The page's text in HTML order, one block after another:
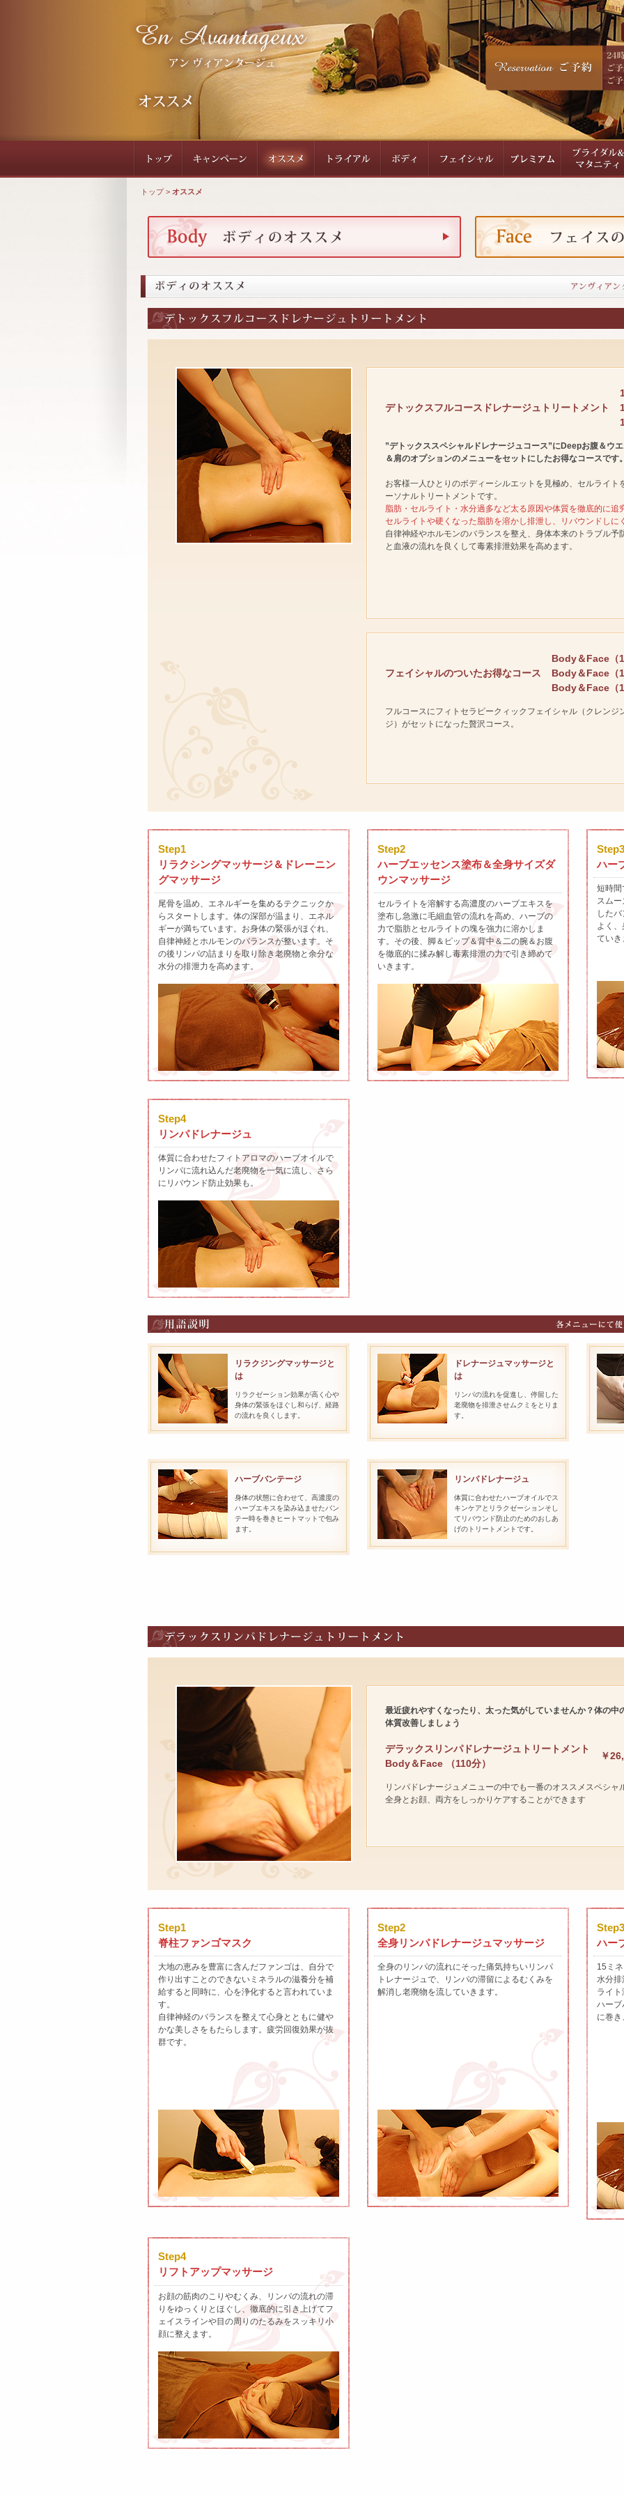
自由が丘 エステサロン 隠
トップ> オススメ
デトックスフルコースドレナージュトリートメント
”デトックススペシャルドレナージュコース”にDeepお腹＆ウ
＆肩のオプションのメニューをセットにしたお得なコースです
お客様一人ひとりのボディーシルエットを見極め、セルライト
ーソナルトリートメントです。
脂肪・セルライト・水分過多など太る原因や体質を徹底的に追
セルライトや硬くなった脂肪を溶かし排泄し、リバウンドしに
自律神経やホルモンのバランスを整え、身体本来のトラブル予
と血液の流れを良くして毒素排泄効果を高めます。
フェイシャルのついたお得なコース
Body＆Face（
Body＆Face（
Body＆Face（
フルコースにフィトセラピークィックフェイシャル（クレンジ
ジ）がセットになった贅沢コース。
Step1
リラクシングマッサージ＆ドレーニン
グマッサージ
尾骨を温め、エネルギーを集めるテクニックか
らスタートします。体の深部が温まり、エネル
ギーが満ちています。お身体の緊張がほぐれ、
自律神経とホルモンのバランスが整います。そ
の後リンパの詰まりを取り除き老廃物と余分な
水分の排泄力を高めます。
Step2
ハーブエッセンス塗布＆全身サイズダ
ウンマッサージ
セルライトを溶解する高濃度のハーブエキスを
塗布し急激に毛細血管の流れを高め、ハーブの
力で脂肪とセルライトの塊を強力に溶かしま
す。その後、脚＆ピップ＆背中＆二の腕＆お腹
を徹底的に揉み解し毒素排泄の力で引き締めて
いきます。
Step3
ハー
短時間
スム
した
よく
ていき
Step4
リンパドレナージュ
体質に合わせたフィトアロマのハーブオイルで
リンパに流れ込んだ老廃物を一気に流し、さら
にリバウンド防止効果も。
リラクジングマッサージと
は
リラクゼーション効果が高く心や
身体の緊張をほぐし和らげ、経路
の流れを良くします。
ドレナージュマッサージと
は
リンパの流れを促進し、停留した
老廃物を排泄させムクミをとりま
す。
ハーブバンテージ
身体の状態に合わせて、高濃度の
ハーブエキスを染み込ませたバン
テー時を巻きヒートマットで包み
ます。
リンパドレナージュ
体質に合わせたハーブオイルでス
キンケアとリラクゼーションそし
てリバウンド防止のためのおしあ
げのトリートメントです。
最近疲れやすくなったり、太った気がしていませんか？体の中
体質改善しましょう
デラックスリンパドレナージュトリートメント
Body＆Face （110分）
￥
リンパドレナージュメニューの中でも一番のオススメスペシャ
全身とお顔、両方をしっかりケアすることができます
Step1
脊柱ファンゴマスク
大地の恵みを豊富に含んだファンゴは、自分で
作り出すことのできないミネラルの滋養分を補
給すると同時に、心を浄化すると言われていま
す。
自律神経のバランスを整えて心身とともに健や
かな美しさをもたらします。疲労回復効果が抜
群です。
Step2
全身リンパドレナージュマッサージ
全身のリンパの流れにそった痛気持ちいリンパ
トレナージュで、リンパの滞留によるむくみを
解消し老廃物を流していきます。
Step3
ハー
15ミ
水分排
ライ
ハーブ
に巻
Step4
リフトアップマッサージ
お顔の筋肉のこりやむくみ、リンパの流れの滞
りをゆっくりとほぐし、徹底的に引き上げてフ
ェイスラインや目の周りのたるみをスッキリ小
顔に整えます。